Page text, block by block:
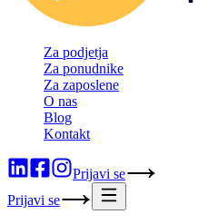
Za podjetja
Za ponudnike
Za zaposlene
O nas
Blog
Kontakt
Prijavi se
Prijavi se